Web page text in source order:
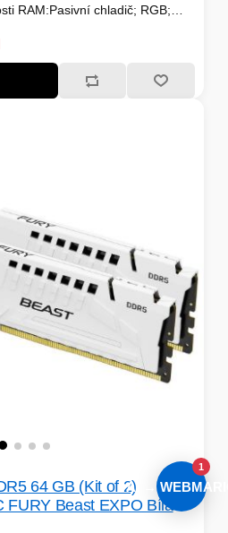
RAM:Pasivní chladič; RGB;
64 GB (Kit of 2)
FURY Beast EXPO Bílá
AI →
1